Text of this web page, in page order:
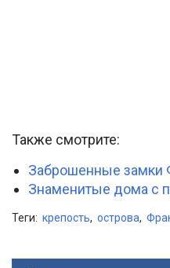
Также смотрите:
Заброшенные замки
Знаменитые дома с
Теги: крепость, острова,